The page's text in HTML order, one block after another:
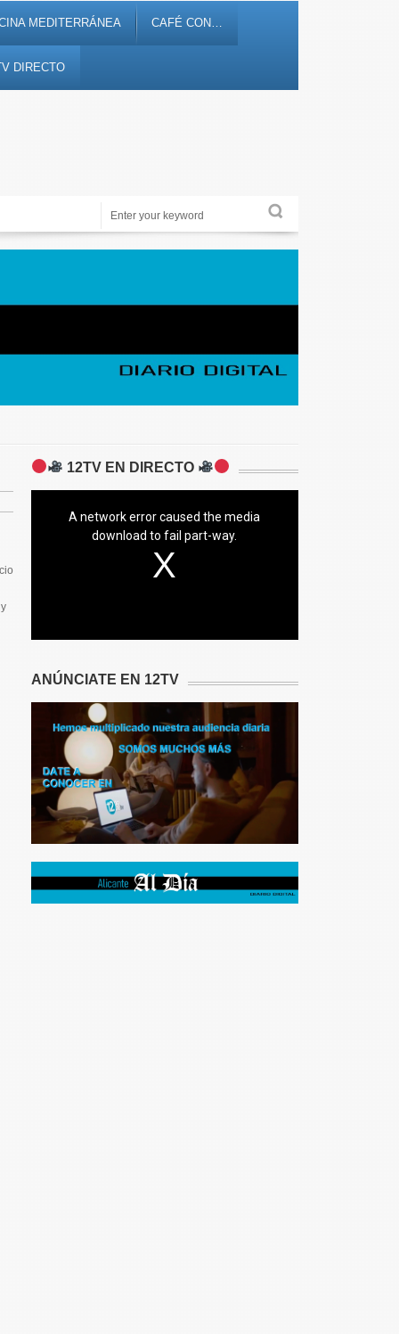
MEDITERRÁNEA CAFÉ CON…
DIRECTO
Noticias, debates, fiestas, cultura, ocio y entretenimiento
12TV EN DIRECTO
A network error caused the media
download to fail part-way.
ANÚNCIATE EN 12TV